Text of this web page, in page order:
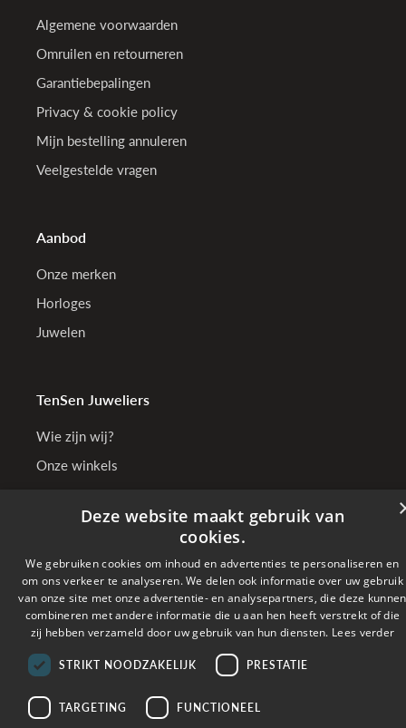
Algemene voorwaarden
Omruilen en retourneren
Garantiebepalingen
Privacy & cookie policy
Mijn bestelling annuleren
Veelgestelde vragen
Aanbod
Onze merken
Horloges
Juwelen
TenSen Juweliers
Wie zijn wij?
Onze winkels
Online betalen met
Verzonden met
Copyright © 2026 TenSen Juweliers. All rights reserved - BE0407.661.108 - Powered
Deze website maakt gebruik van
cookies.
We gebruiken cookies om inhoud en advertenties te personaliseren en
om ons verkeer te analyseren. We delen ook informatie over uw gebruik
van onze site met onze advertentie- en analysepartners, die deze kunnen
combineren met andere informatie die u aan hen heeft verstrekt of die
zij hebben verzameld door uw gebruik van hun diensten. Lees verder
STRIKT NOODZAKELIJK PRESTATIE
TARGETING FUNCTIONEEL